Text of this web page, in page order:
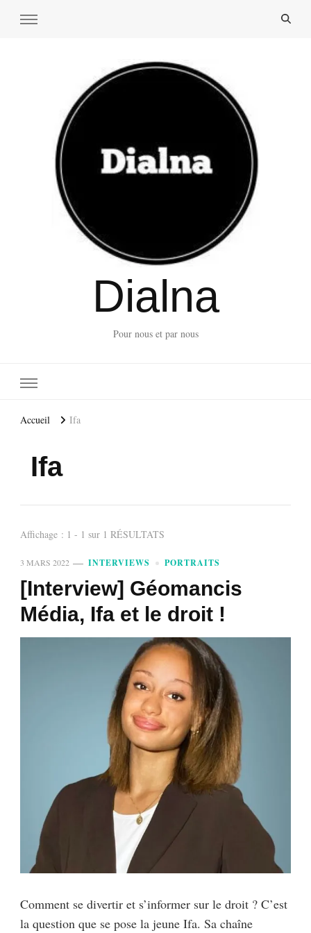
Dialna
Pour nous et par nous
Accueil Ifa
Ifa
Affichage : 1 - 1 sur 1 RÉSULTATS
3 MARS 2022 INTERVIEWS PORTRAITS
[Interview] Géomancis
Média, Ifa et le droit !
Comment se divertir et s’informer sur le droit ? C’est
la question que se pose la jeune Ifa. Sa chaîne